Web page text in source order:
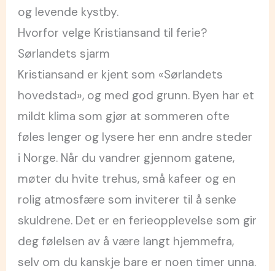
og levende kystby.
Hvorfor velge Kristiansand til ferie?
Sørlandets sjarm
Kristiansand er kjent som «Sørlandets
hovedstad», og med god grunn. Byen har et
mildt klima som gjør at sommeren ofte
føles lenger og lysere her enn andre steder
i Norge. Når du vandrer gjennom gatene,
møter du hvite trehus, små kafeer og en
rolig atmosfære som inviterer til å senke
skuldrene. Det er en ferieopplevelse som gir
deg følelsen av å være langt hjemmefra,
selv om du kanskje bare er noen timer unna.